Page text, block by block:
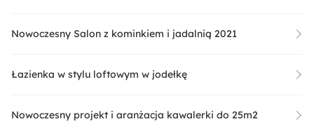
Nowoczesny Salon z kominkiem i jadalnią 2021
Łazienka w stylu loftowym w jodełkę
Nowoczesny projekt i aranżacja kawalerki do 25m2